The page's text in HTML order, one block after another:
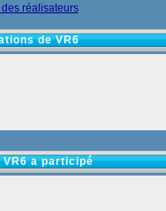
réalisateurs
de VR6
a participé